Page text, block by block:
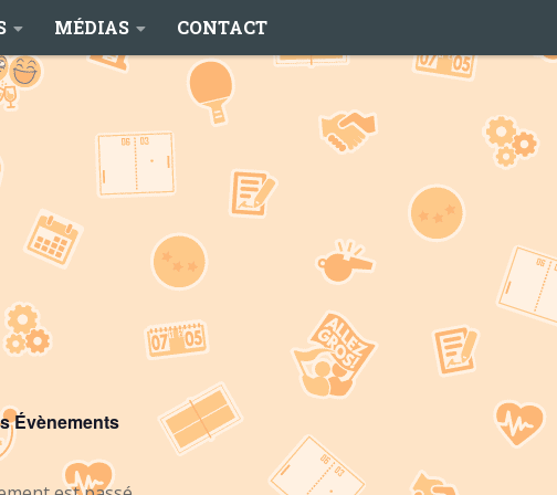
MÉDIAS CONTACT
Évènements